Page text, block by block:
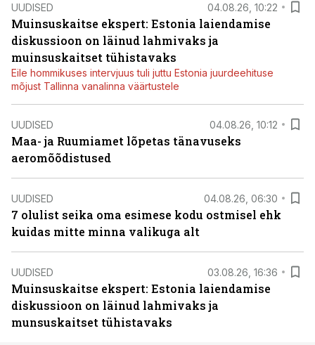
UUDISED 04.08.26, 10:22
Muinsuskaitse ekspert: Estonia laiendamise
diskussioon on läinud lahmivaks ja
muinsuskaitset tühistavaks
Eile hommikuses intervjuus tuli juttu Estonia juurdeehituse
mõjust Tallinna vanalinna väärtustele
UUDISED 04.08.26, 10:12
Maa- ja Ruumiamet lõpetas tänavuseks
aeromõõdistused
UUDISED 04.08.26, 06:30
7 olulist seika oma esimese kodu ostmisel ehk
kuidas mitte minna valikuga alt
UUDISED 03.08.26, 16:36
Muinsuskaitse ekspert: Estonia laiendamise
diskussioon on läinud lahmivaks ja
munsuskaitset tühistavaks